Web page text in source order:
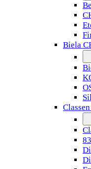
Biela
Classen